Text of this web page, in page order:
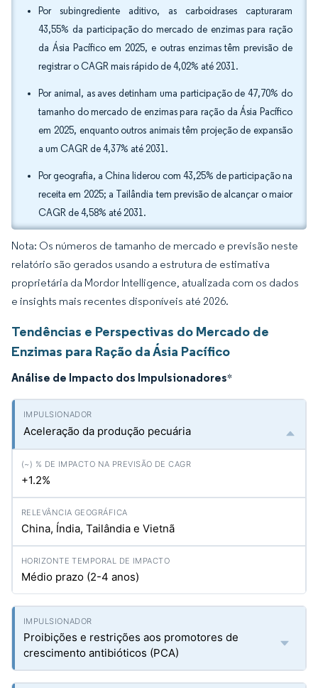
Por subingrediente aditivo, as carboidrases capturaram
43,55% da participação do mercado de enzimas para ração
da Ásia Pacífico em 2025, e outras enzimas têm previsão de
registrar o CAGR mais rápido de 4,02% até 2031.
Por animal, as aves detinham uma participação de 47,70% do
tamanho do mercado de enzimas para ração da Ásia Pacífico
em 2025, enquanto outros animais têm projeção de expansão
a um CAGR de 4,37% até 2031.
Por geografia, a China liderou com 43,25% de participação na
receita em 2025; a Tailândia tem previsão de alcançar o maior
CAGR de 4,58% até 2031.
Nota: Os números de tamanho de mercado e previsão neste
relatório são gerados usando a estrutura de estimativa
proprietária da Mordor Intelligence, atualizada com os dados
e insights mais recentes disponíveis até 2026.
Tendências e Perspectivas do Mercado de
Enzimas para Ração da Ásia Pacífico
Análise de Impacto dos Impulsionadores*
Aceleração da produção pecuária
+1.2%
China, Índia, Tailândia e Vietnã
Médio prazo (2-4 anos)
Proibições e restrições aos promotores de
crescimento antibióticos (PCA)